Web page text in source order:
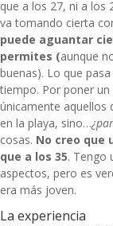
que a los 27, ni a los
va tomando cierta
puede aguantar
permites (aunque
buenas). Lo que
tiempo. Por poner
únicamente aquellos
en la playa, sino…
cosas. No creo que
que a los 35. Tengo
aspectos, pero es
era más joven.
La experiencia